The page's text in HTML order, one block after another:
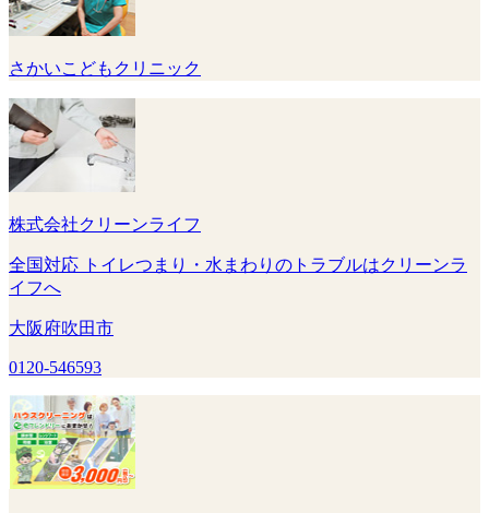
さかいこどもクリニック
株式会社クリーンライフ
全国対応 トイレつまり・水まわりのトラブルはクリーンラ
イフへ
大阪府吹田市
0120-546593